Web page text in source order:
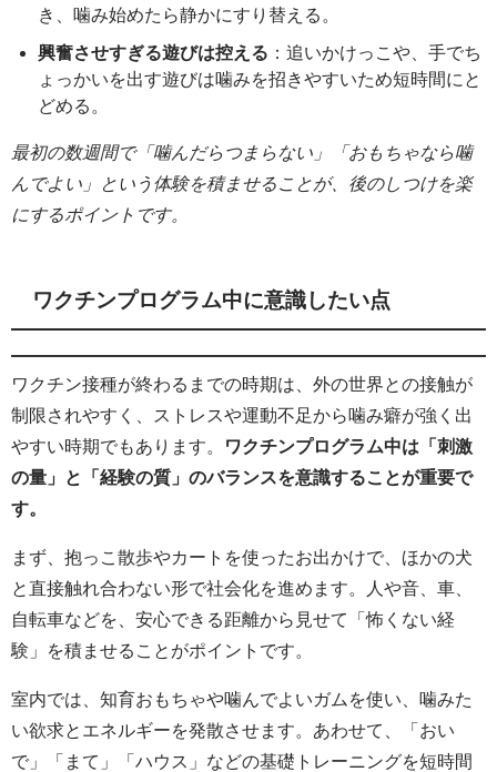
き、噛み始めたら静かにすり替える。
興奮させすぎる遊びは控える ：追いかけっこや、手でち
ょっかいを出す遊びは噛みを招きやすいため短時間にと
どめる。
最初の数週間で「噛んだらつまらない」「おもちゃなら噛
んでよい」という体験を積ませることが、後のしつけを楽
にするポイントです。
ワクチンプログラム中に意識したい点
ワクチン接種が終わるまでの時期は、外の世界との接触が
制限されやすく、ストレスや運動不足から噛み癖が強く出
やすい時期でもあります。
ワクチンプログラム中は「刺激
の量」と「経験の質」のバランスを意識することが重要で
す。
まず、抱っこ散歩やカートを使ったお出かけで、ほかの犬
と直接触れ合わない形で社会化を進めます。人や音、車、
自転車などを、安心できる距離から見せて「怖くない経
験」を積ませることがポイントです。
室内では、知育おもちゃや噛んでよいガムを使い、噛みた
い欲求とエネルギーを発散させます。あわせて、「おい
で」「まて」「ハウス」などの基礎トレーニングを短時間